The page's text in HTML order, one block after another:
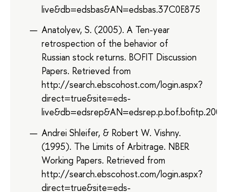
live&db=edsbas&AN=edsbas.37C0E875
Anatolyev, S. (2005). A Ten-year
retrospection of the behavior of
Russian stock returns. BOFIT Discussion
Papers. Retrieved from
http://search.ebscohost.com/login.aspx?
direct=true&site=eds-
Andrei Shleifer, & Robert W. Vishny.
(1995). The Limits of Arbitrage. NBER
Working Papers. Retrieved from
http://search.ebscohost.com/login.aspx?
direct=true&site=eds-